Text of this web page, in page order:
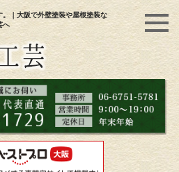
｜大阪で外壁塗装や屋根塗装な
へ